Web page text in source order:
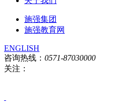
施强集团
施强教育网
ENGLISH
咨询热线： 0571-87030000
关注：